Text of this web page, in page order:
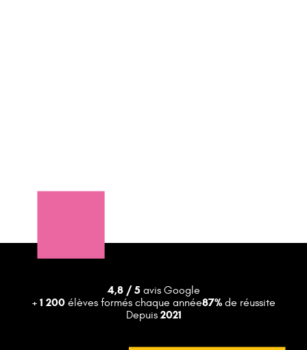
4,8 / 5avis Google
+ 1 200élèves formés chaque année87%de réussite
Depuis2021